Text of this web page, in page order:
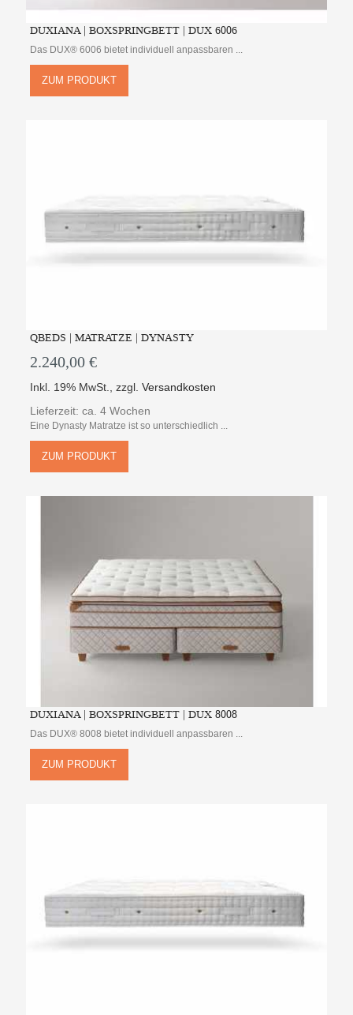
DUXIANA | BOXSPRINGBETT | DUX 6006
Das DUX® 6006 bietet individuell anpassbaren ...
ZUM PRODUKT
QBEDS | MATRATZE | DYNASTY
2.240,00 €
Inkl. 19% MwSt.,zzgl.Versandkosten
Lieferzeit: ca. 4 Wochen
Eine Dynasty Matratze ist so unterschiedlich ...
ZUM PRODUKT
DUXIANA | BOXSPRINGBETT | DUX 8008
Das DUX® 8008 bietet individuell anpassbaren ...
ZUM PRODUKT